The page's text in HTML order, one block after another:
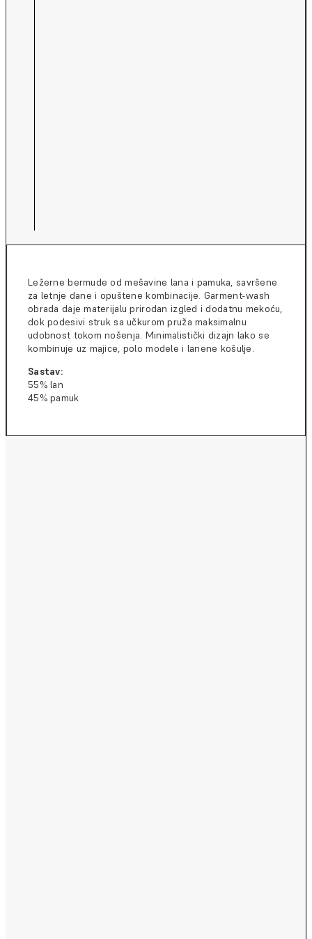
Ležerne bermude od mešavine lana i pamuka, savršene
za letnje dane i opuštene kombinacije. Garment-wash
obrada daje materijalu prirodan izgled i dodatnu mekoću,
dok podesivi struk sa učkurom pruža maksimalnu
udobnost tokom nošenja. Minimalistički dizajn lako se
kombinuje uz majice, polo modele i lanene košulje.
Sastav:
55% lan
45% pamuk